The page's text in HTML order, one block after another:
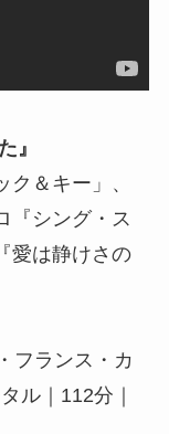
』
＆キー」、
『シング・ス
愛は静けさの
フランス・カ
ル｜112分｜